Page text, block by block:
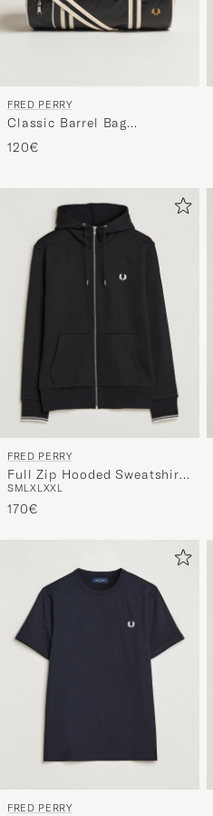
FRED PERRY
Classic Barrel Bag
Black/Ecru
120€
FRED PERRY
Full Zip Hooded Sweatshirt
Black
SMLXLXXL
170€
FRED PERRY